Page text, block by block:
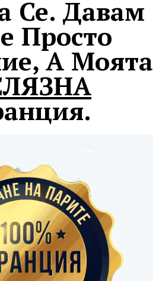
Се. Давам
Просто
А Моята